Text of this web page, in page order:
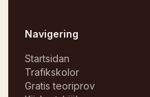
Navigering
Startsidan
Trafikskolor
Gratis teoriprov